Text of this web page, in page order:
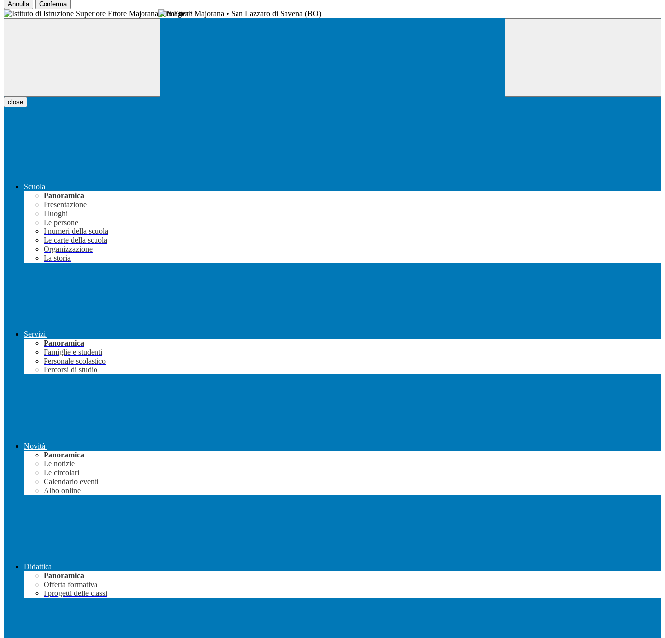
Annulla Conferma
IIS Ettore Majorana • San Lazzaro di Savena (BO)
close
Scuola
Panoramica
Presentazione
I luoghi
Le persone
I numeri della scuola
Le carte della scuola
Organizzazione
La storia
Servizi
Panoramica
Famiglie e studenti
Personale scolastico
Percorsi di studio
Novità
Panoramica
Le notizie
Le circolari
Calendario eventi
Albo online
Didattica
Panoramica
Offerta formativa
I progetti delle classi